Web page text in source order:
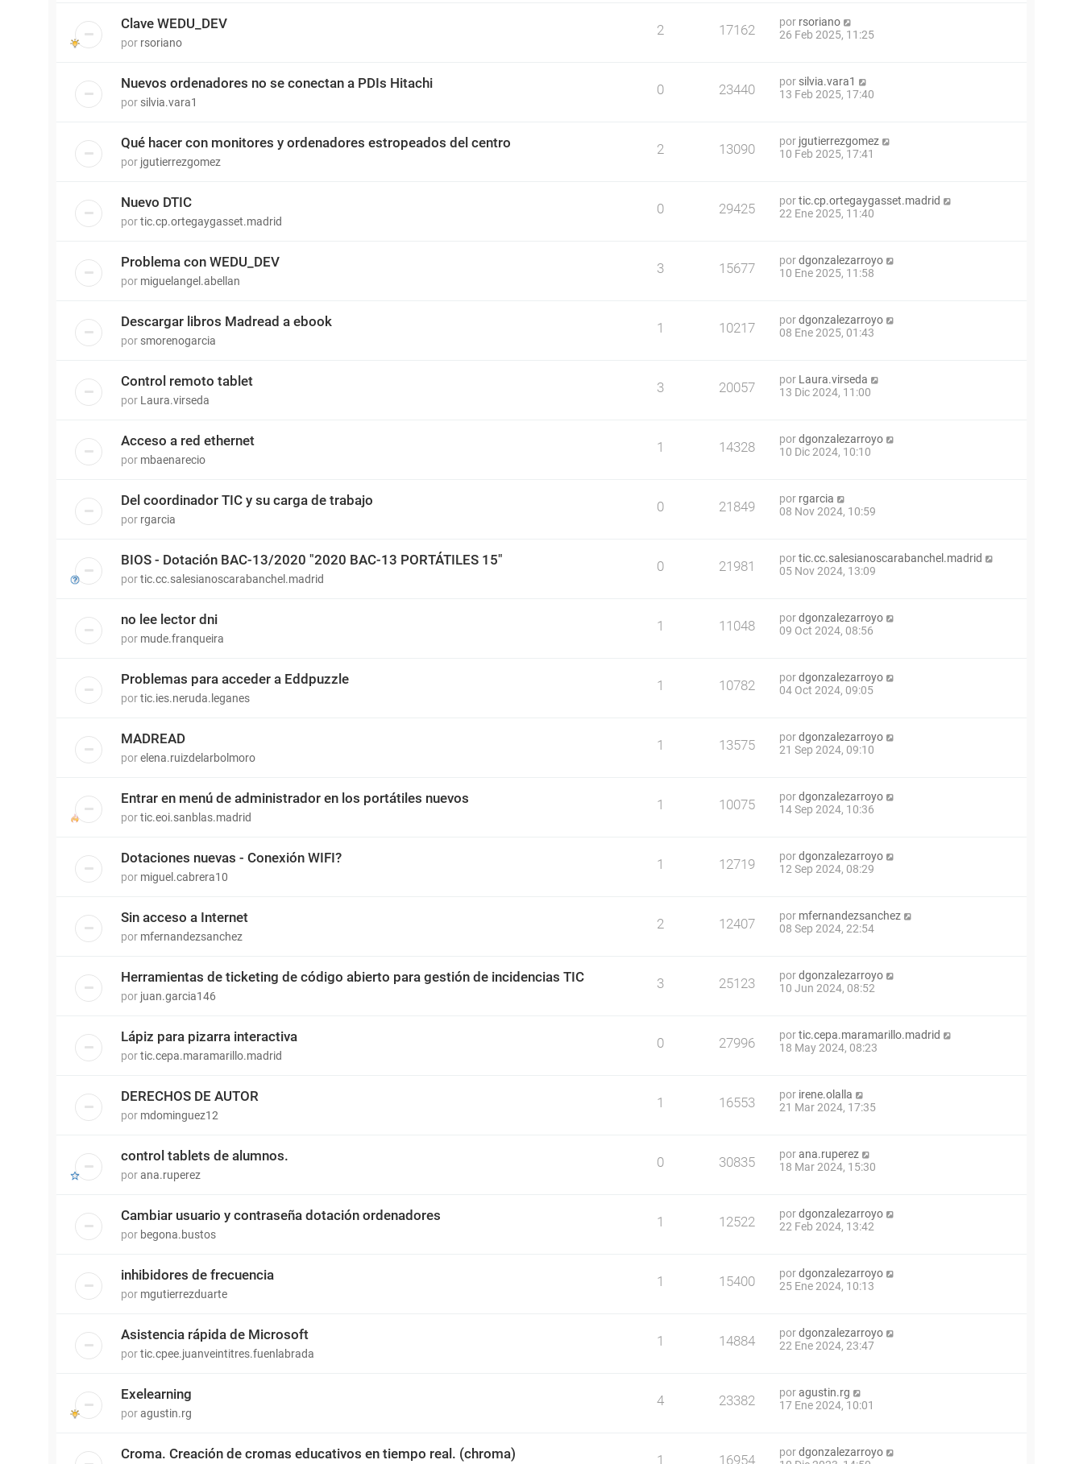
Clave WEDU_DEV
por rsoriano
2 17162 por rsoriano
26 Feb 2025, 11:25
Nuevos ordenadores no se conectan a PDIs Hitachi
por silvia.vara1
0 23440 por silvia.vara1
13 Feb 2025, 17:40
Qué hacer con monitores y ordenadores estropeados del centro
por jgutierrezgomez
2 13090 por jgutierrezgomez
10 Feb 2025, 17:41
Nuevo DTIC
portic.cp.ortegaygasset.madrid
0 29425 portic.cp.ortegaygasset.madrid
22 Ene 2025, 11:40
Problema con WEDU_DEV
por miguelangel.abellan
3 15677 pordgonzalezarroyo
10 Ene 2025, 11:58
Descargar libros Madread a ebook
por smorenogarcia
1 10217 pordgonzalezarroyo
08 Ene 2025, 01:43
Control remoto tablet
por Laura.virseda
3 20057 por Laura.virseda
13 Dic 2024, 11:00
Acceso a red ethernet
por mbaenarecio
1 14328 pordgonzalezarroyo
10 Dic 2024, 10:10
Del coordinador TIC y su carga de trabajo
por rgarcia
0 21849 por rgarcia
08 Nov 2024, 10:59
BIOS - Dotación BAC-13/2020 "2020 BAC-13 PORTÁTILES 15"
portic.cc.salesianoscarabanchel.madrid
0 21981 portic.cc.salesianoscarabanchel.madrid
05 Nov 2024, 13:09
no lee lector dni
por mude.franqueira
1 11048 pordgonzalezarroyo
09 Oct 2024, 08:56
Problemas para acceder a Eddpuzzle
portic.ies.neruda.leganes
1 10782 pordgonzalezarroyo
04 Oct 2024, 09:05
MADREAD
porelena.ruizdelarbolmoro
1 13575 pordgonzalezarroyo
21 Sep 2024, 09:10
Entrar en menú de administrador en los portátiles nuevos
portic.eoi.sanblas.madrid
1 10075 pordgonzalezarroyo
14 Sep 2024, 10:36
Dotaciones nuevas - Conexión WIFI?
por miguel.cabrera10
1 12719 pordgonzalezarroyo
12 Sep 2024, 08:29
Sin acceso a Internet
por mfernandezsanchez
2 12407 por mfernandezsanchez
08 Sep 2024, 22:54
Herramientas de ticketing de código abierto para gestión de incidencias TIC
por juan.garcia146
3 25123 pordgonzalezarroyo
10 Jun 2024, 08:52
Lápiz para pizarra interactiva
portic.cepa.maramarillo.madrid
0 27996 portic.cepa.maramarillo.madrid
18 May 2024, 08:23
DERECHOS DE AUTOR
por mdominguez12
1 16553 por irene.olalla
21 Mar 2024, 17:35
control tablets de alumnos.
porana.ruperez
0 30835 porana.ruperez
18 Mar 2024, 15:30
Cambiar usuario y contraseña dotación ordenadores
por begona.bustos
1 12522 pordgonzalezarroyo
22 Feb 2024, 13:42
inhibidores de frecuencia
por mgutierrezduarte
1 15400 pordgonzalezarroyo
25 Ene 2024, 10:13
Asistencia rápida de Microsoft
portic.cpee.juanveintitres.fuenlabrada
1 14884 pordgonzalezarroyo
22 Ene 2024, 23:47
Exelearning
poragustin.rg
4 23382 poragustin.rg
17 Ene 2024, 10:01
Croma. Creación de cromas educativos en tiempo real. (chroma) 1 16954 pordgonzalezarroyo